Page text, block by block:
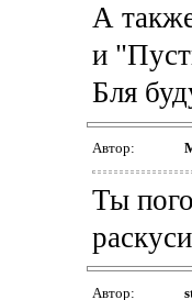
А
и
Бля
Автор:
Ты
Автор: